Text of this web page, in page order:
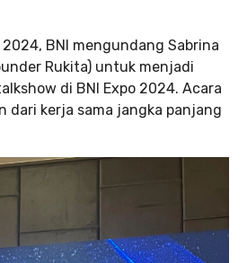
BNI mengundang Sabrina
Rukita) untuk menjadi
di BNI Expo 2024. Acara
dari kerja sama jangka panjang